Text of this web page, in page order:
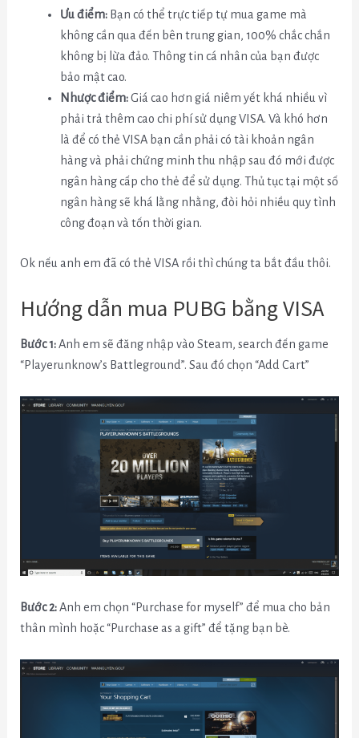
Ưu điểm:Bạn có thể trực tiếp tự mua game mà
không cần qua đến bên trung gian, 100% chắc chắn
không bị lừa đảo. Thông tin cá nhân của bạn được
bảo mật cao.
Nhược điểm:Giá cao hơn giá niêm yết khá nhiều vì
phải trả thêm cao chi phí sử dụng VISA. Và khó hơn
là để có thẻ VISA bạn cần phải có tài khoản ngân
hàng và phải chứng minh thu nhập sau đó mới được
ngân hàng cấp cho thẻ để sử dụng. Thủ tục tại một số
ngân hàng sẽ khá lằng nhằng, đòi hỏi nhiều quy tình
công đoạn và tốn thời gian.
Ok nếu anh em đã có thẻ VISA rồi thì chúng ta bắt đầu thôi.
Hướng dẫn mua PUBG bằng VISA
Bước 1:Anh em sẽ đăng nhập vào Steam, search đến game
“Playerunknow’s Battleground”. Sau đó chọn “Add Cart”
Bước 2:Anh em chọn “Purchase for myself” để mua cho bản
thân mình hoặc “Purchase as a gift” để tặng bạn bè.